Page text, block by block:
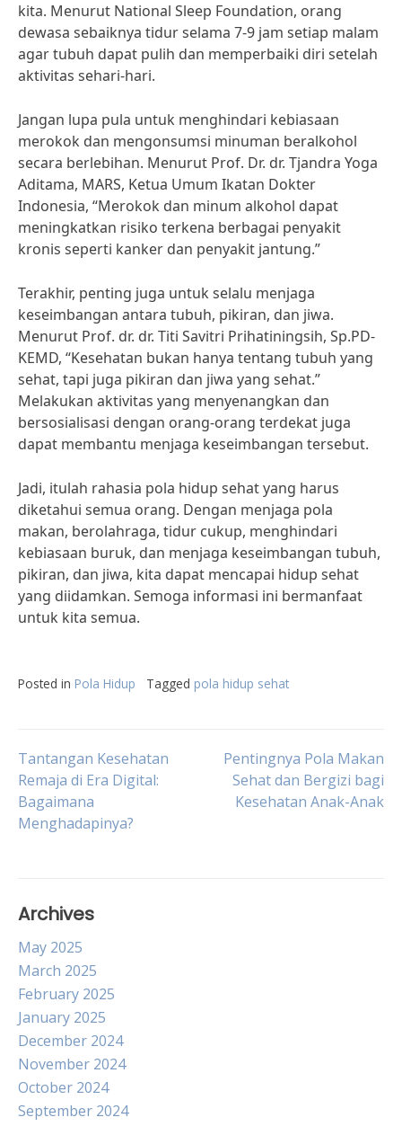
kita. Menurut National Sleep Foundation, orang
dewasa sebaiknya tidur selama 7-9 jam setiap malam
agar tubuh dapat pulih dan memperbaiki diri setelah
aktivitas sehari-hari.
Jangan lupa pula untuk menghindari kebiasaan
merokok dan mengonsumsi minuman beralkohol
secara berlebihan. Menurut Prof. Dr. dr. Tjandra Yoga
Aditama, MARS, Ketua Umum Ikatan Dokter
Indonesia, “Merokok dan minum alkohol dapat
meningkatkan risiko terkena berbagai penyakit
kronis seperti kanker dan penyakit jantung.”
Terakhir, penting juga untuk selalu menjaga
keseimbangan antara tubuh, pikiran, dan jiwa.
Menurut Prof. dr. dr. Titi Savitri Prihatiningsih, Sp.PD-
KEMD, “Kesehatan bukan hanya tentang tubuh yang
sehat, tapi juga pikiran dan jiwa yang sehat.”
Melakukan aktivitas yang menyenangkan dan
bersosialisasi dengan orang-orang terdekat juga
dapat membantu menjaga keseimbangan tersebut.
Jadi, itulah rahasia pola hidup sehat yang harus
diketahui semua orang. Dengan menjaga pola
makan, berolahraga, tidur cukup, menghindari
kebiasaan buruk, dan menjaga keseimbangan tubuh,
pikiran, dan jiwa, kita dapat mencapai hidup sehat
yang diidamkan. Semoga informasi ini bermanfaat
untuk kita semua.
Posted in Pola Hidup Tagged pola hidup sehat
Post
navigation
Tantangan Kesehatan
Remaja di Era Digital:
Bagaimana
Menghadapinya?
Pentingnya Pola Makan
Sehat dan Bergizi bagi
Kesehatan Anak-Anak
Archives
May 2025
March 2025
February 2025
January 2025
December 2024
November 2024
October 2024
September 2024